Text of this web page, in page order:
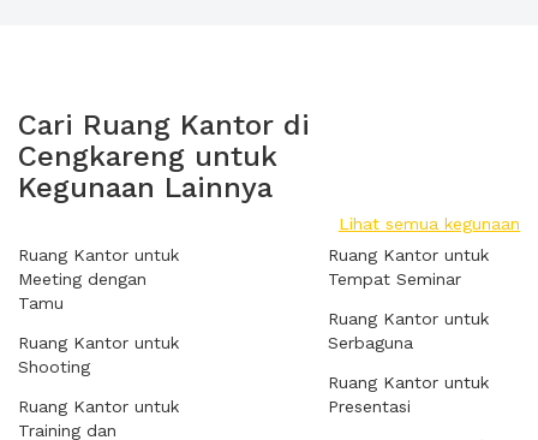
Cari Ruang Kantor di
Cengkareng untuk
Kegunaan Lainnya
Lihat semua kegunaan
Ruang Kantor untuk
Meeting dengan
Tamu
Ruang Kantor untuk
Shooting
Ruang Kantor untuk
Training dan
Ruang Kantor untuk
Tempat Seminar
Ruang Kantor untuk
Serbaguna
Ruang Kantor untuk
Presentasi